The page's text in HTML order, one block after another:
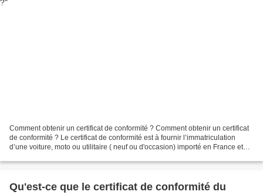
Comment obtenir un certificat de conformité ? Comment obtenir un certificat
de conformité ? Le certificat de conformité est à fournir l’immatriculation
d’une voiture, moto ou utilitaire ( neuf ou d'occasion) importé en France et
Qu'est-ce que le certificat de conformité du